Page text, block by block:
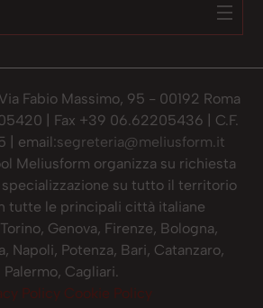
Fabio Massimo, 95 - 00192 Roma
| Fax +39 06.62205436 | C.F.
| email:segreteria@meliusform.it
Meliusform organizza su richiesta
su tutto il territorio
tutte le principali città italiane
Genova, Firenze, Bologna,
Napoli, Potenza, Bari, Catanzaro,
Palermo, Cagliari.
Policy Cookie Policy